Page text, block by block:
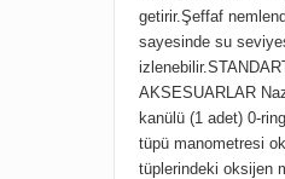
getirir.Şeffaf
sayesinde su
AKSESUARLAR
kanülü (1 adet) 0-
tüpü manometresi
tüplerindeki oksijen